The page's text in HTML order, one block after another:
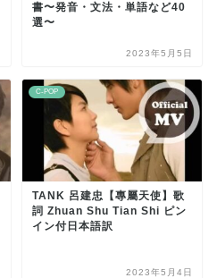
書〜発音・文法・単語など40
選〜
2023年5月5日
C-POP
TANK 呂建忠【專屬天使】歌
詞 Zhuan Shu Tian Shi ピン
イン付日本語訳
2023年5月4日